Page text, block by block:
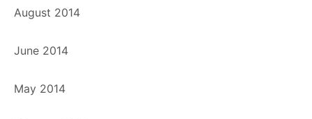
August 2014
June 2014
May 2014